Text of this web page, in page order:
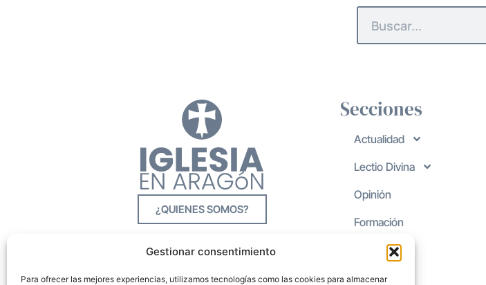
Gestionar consentimiento
Para ofrecer las mejores experiencias, utilizamos tecnologías como las cookies para almacenar
¿QUIENES SOMOS?
Secciones
Actualidad
Lectio Divina
Opinión
Formación